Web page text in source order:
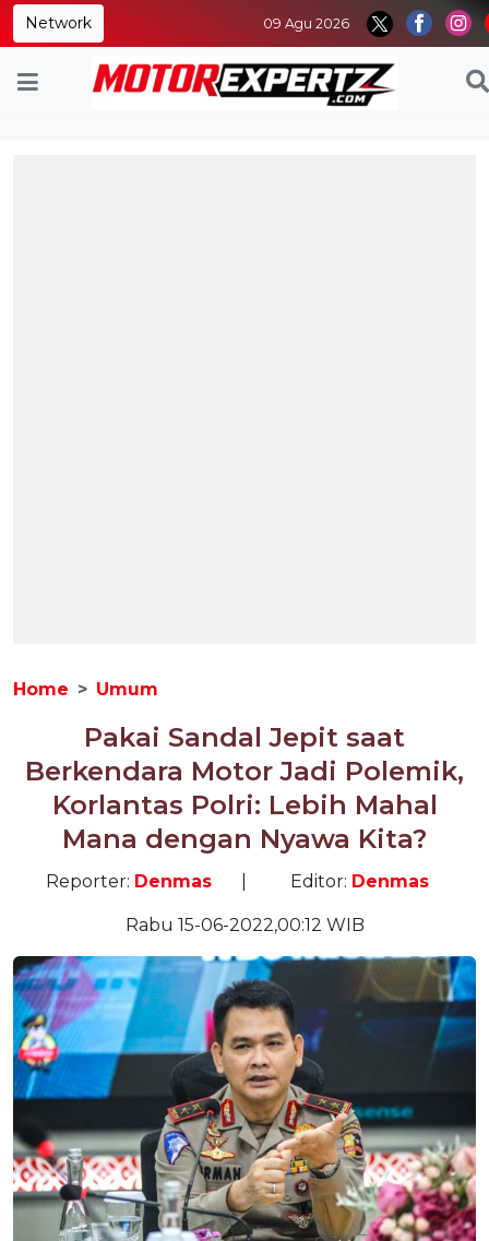
Network 09 Agu 2026
Home Umum
Pakai Sandal Jepit saat
Berkendara Motor Jadi Polemik,
Korlantas Polri: Lebih Mahal
Mana dengan Nyawa Kita?
Reporter: Denmas Editor: Denmas
Rabu 15-06-2022,00:12 WIB